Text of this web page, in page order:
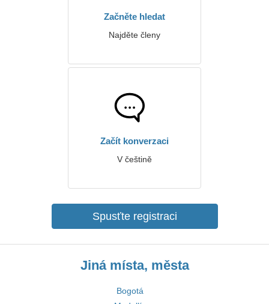
Začněte hledat
Najděte členy
Začít konverzaci
V češtině
Spusťte registraci
Jiná místa, města
Bogotá